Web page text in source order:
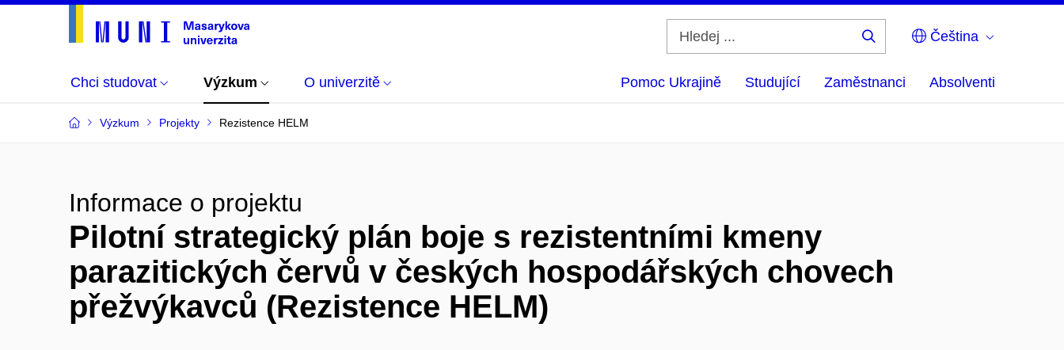
Čeština
Chci studovat Výzkum O univerzitě Pomoc Ukrajině Studující Zaměstnanci Absolventi
Výzkum Projekty Rezistence HELM
Informace o projektu
Pilotní strategický plán boje s rezistentními kmeny
parazitických červů v českých hospodářských chovech
přežvýkavců (Rezistence HELM)